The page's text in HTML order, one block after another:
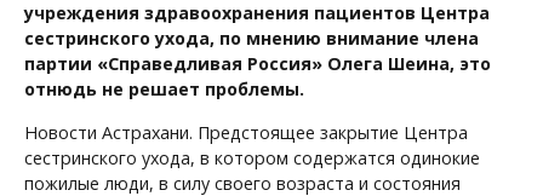
учреждения здравоохранения пациентов Центра
сестринского ухода, по мнению внимание члена
партии «Справедливая Россия» Олега Шеина, это
отнюдь не решает проблемы.
Новости Астрахани. Предстоящее закрытие Центра
сестринского ухода, в котором содержатся одинокие
пожилые люди, в силу своего возраста и состояния